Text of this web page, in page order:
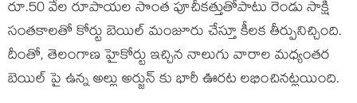
రూ.50 వేల రూపాయల సొంత పూచీకత్తుతోపాటు రెండు సాక్షి
సంతకాలతో కోర్టు బెయిల్ మంజూరు చేస్తూ కీలక తీర్పునిచ్చింది.
దీంతో, తెలంగాణ హైకోర్టు ఇచ్చిన నాలుగు వారాల మధ్యంతర
బెయిల్ పై ఉన్న అల్లు అర్జున్ కు భారీ ఊరట లభించినట్లయింది.